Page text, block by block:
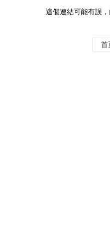
這個連結可能有誤，
首